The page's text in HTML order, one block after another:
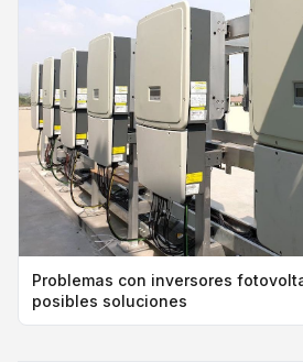
Problemas con inversores
posibles soluciones